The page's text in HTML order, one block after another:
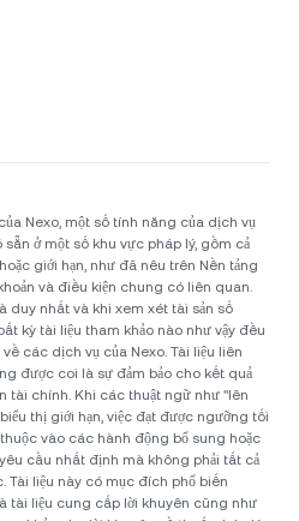
Nexo, một số tính năng của dịch vụ
ở một số khu vực pháp lý, gồm cả
giới hạn, như đã nêu trên Nền tảng
và điều kiện chung có liên quan.
duy nhất và khi xem xét tài sản số
kỳ tài liệu tham khảo nào như vậy đều
các dịch vụ của Nexo. Tài liệu liên
được coi là sự đảm bảo cho kết quả
tài chính. Khi các thuật ngữ như "lên
thị giới hạn, việc đạt được ngưỡng tối
vào các hành động bổ sung hoặc
cầu nhất định mà không phải tất cả
Tài liệu này có mục đích phổ biến
tài liệu cung cấp lời khuyên cũng như